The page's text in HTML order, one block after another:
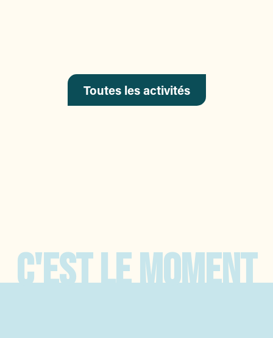
Toutes les activités
C'EST LE MOMENT